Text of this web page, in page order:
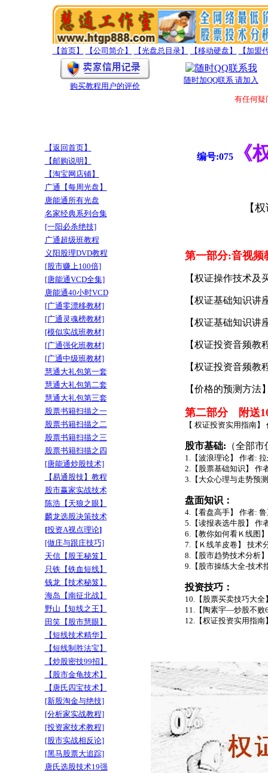
【首页】 【公司简介】 【光盘总目录】 【移动硬盘】 【加盟
购买教程用户的评价
随时加QQ联系 请加入
有任何疑
【返回首页】
【邮购说明】
【淘宝网店铺】
广通【每周光盘】
唐能通所有光盘
名家经典系列合集
[一阳必杀绝技]
广通超级班教程
义阳股理DVD教程
[股市赚上100倍]
[唐能通VCD全集]
唐能通40小时VCD
[广通零漂移教材]
[广通灵魂榜教材]
[模似实战班教材]
[广通强化班教材]
[广通中级班教材]
慧通大礼包第一套
慧通大礼包第二套
慧通大礼包第三套
股票书籍扫描之一
股票书籍扫描之二
股票书籍扫描之三
股票书籍扫描之四
[唐能通炒股技术]
【易通股技】教程
股市赢家实战技术
陈浩【天狼之眼】
麟龙选股决策技术
[投资A视点理论]
[做庄与跟庄技巧]
天信【股王秘笈】
只铁【铁血短线】
钱龙【技术秘笈】
海岛【南征北战】
野山【短线之王】
田笑【股市慧眼】
【短线技术精华】
【短线制胜法宝】
【炒股密技99招】
【股市金龟技术】
【唐氏四宝技术】
[新股淘金与绝技]
[分析家实战教程]
[投资家技术教程]
[股市实战相反论]
[黑马股票大追踪]
唐氏选股技术19强
编号:075 《
【
第一部分:音视频
【权证操作技术及
【权证基础知识讲
【权证基础知识讲
【权证投资音频教
【权证投资音频教
【价格的预测方法
第二部分 附送
【 权证投资实用指南
股市基础: （全部
1.【波浪理论】 作者:
2.【股票基础知识】 作
3.【大众心理与走势预
盘面知识：
4.【看盘高手】 作者:
5.【读报表选牛股】 作
6.【教你如何看Ｋ线图
7.【Ｋ线羊皮卷】 技术
8.【股市趋势技术分析
9.【股市操练大全-技术
投资技巧：
10.【股票买卖技巧大
11.【陶素宇—炒股不败
12.【权证投资实用指南